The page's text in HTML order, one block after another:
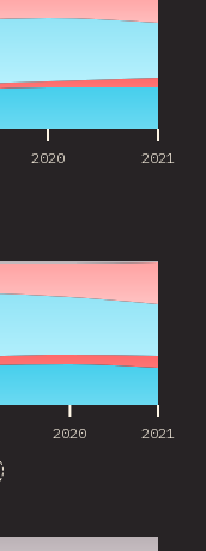
2020 2021
2020 2021